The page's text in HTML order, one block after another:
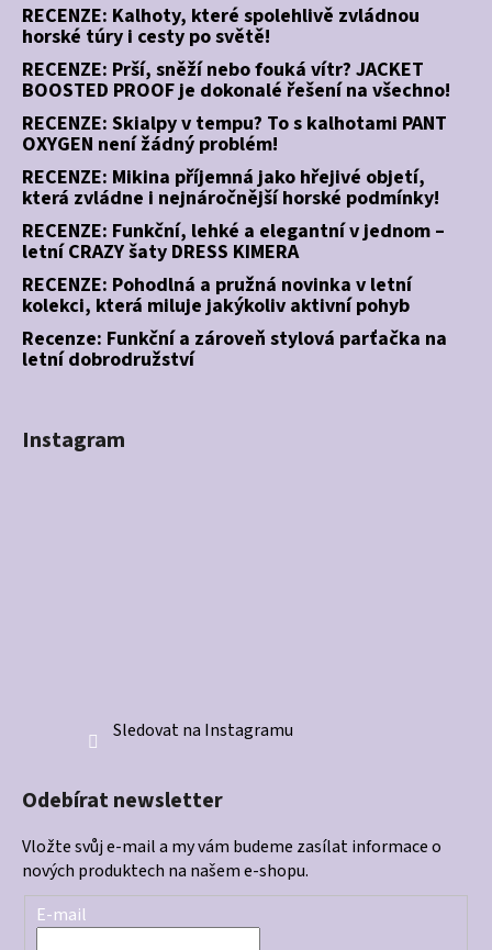
RECENZE: Kalhoty, které spolehlivě zvládnou
horské túry i cesty po světě!
RECENZE: Prší, sněží nebo fouká vítr? JACKET
BOOSTED PROOF je dokonalé řešení na všechno!
RECENZE: Skialpy v tempu? To s kalhotami PANT
OXYGEN není žádný problém!
RECENZE: Mikina příjemná jako hřejivé objetí,
která zvládne i nejnáročnější horské podmínky!
RECENZE: Funkční, lehké a elegantní v jednom –
letní CRAZY šaty DRESS KIMERA
RECENZE: Pohodlná a pružná novinka v letní
kolekci, která miluje jakýkoliv aktivní pohyb
Recenze: Funkční a zároveň stylová parťačka na
letní dobrodružství
Instagram
Sledovat na Instagramu
Odebírat newsletter
Vložte svůj e-mail a my vám budeme zasílat informace o
nových produktech na našem e-shopu.
E-mail